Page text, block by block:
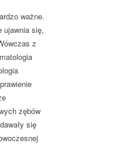
ważne.
ujawnia się,
z
zębów
się